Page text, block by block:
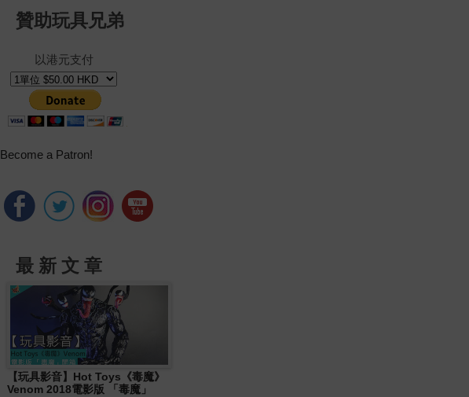
贊助玩具兄弟
以港元支付
Become a Patron!
最 新 文 章
【玩具影音】Hot Toys《毒魔》
Venom 2018電影版 「毒魔」